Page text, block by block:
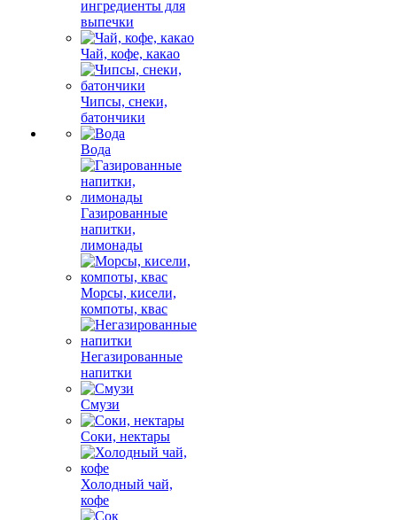
ингредиенты для
выпечки
Чай, кофе, какао
Чипсы, снеки,
батончики
Вода
Газированные
напитки,
лимонады
Морсы, кисели,
компоты, квас
Негазированные
напитки
Смузи
Соки, нектары
Холодный чай,
кофе